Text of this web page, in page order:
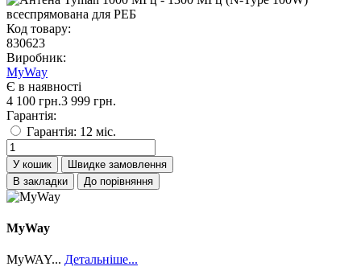
Код товару:
830623
Виробник:
MyWay
Є в наявності
4 100 грн.3 999 грн.
Гарантія:
Гарантія: 12 міс.
У кошик
Швидке замовлення
В закладки
До порівняння
MyWay
MyWAY... Детальніше...